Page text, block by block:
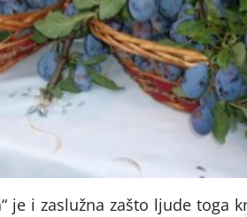
je i zaslužna zašto ljude toga